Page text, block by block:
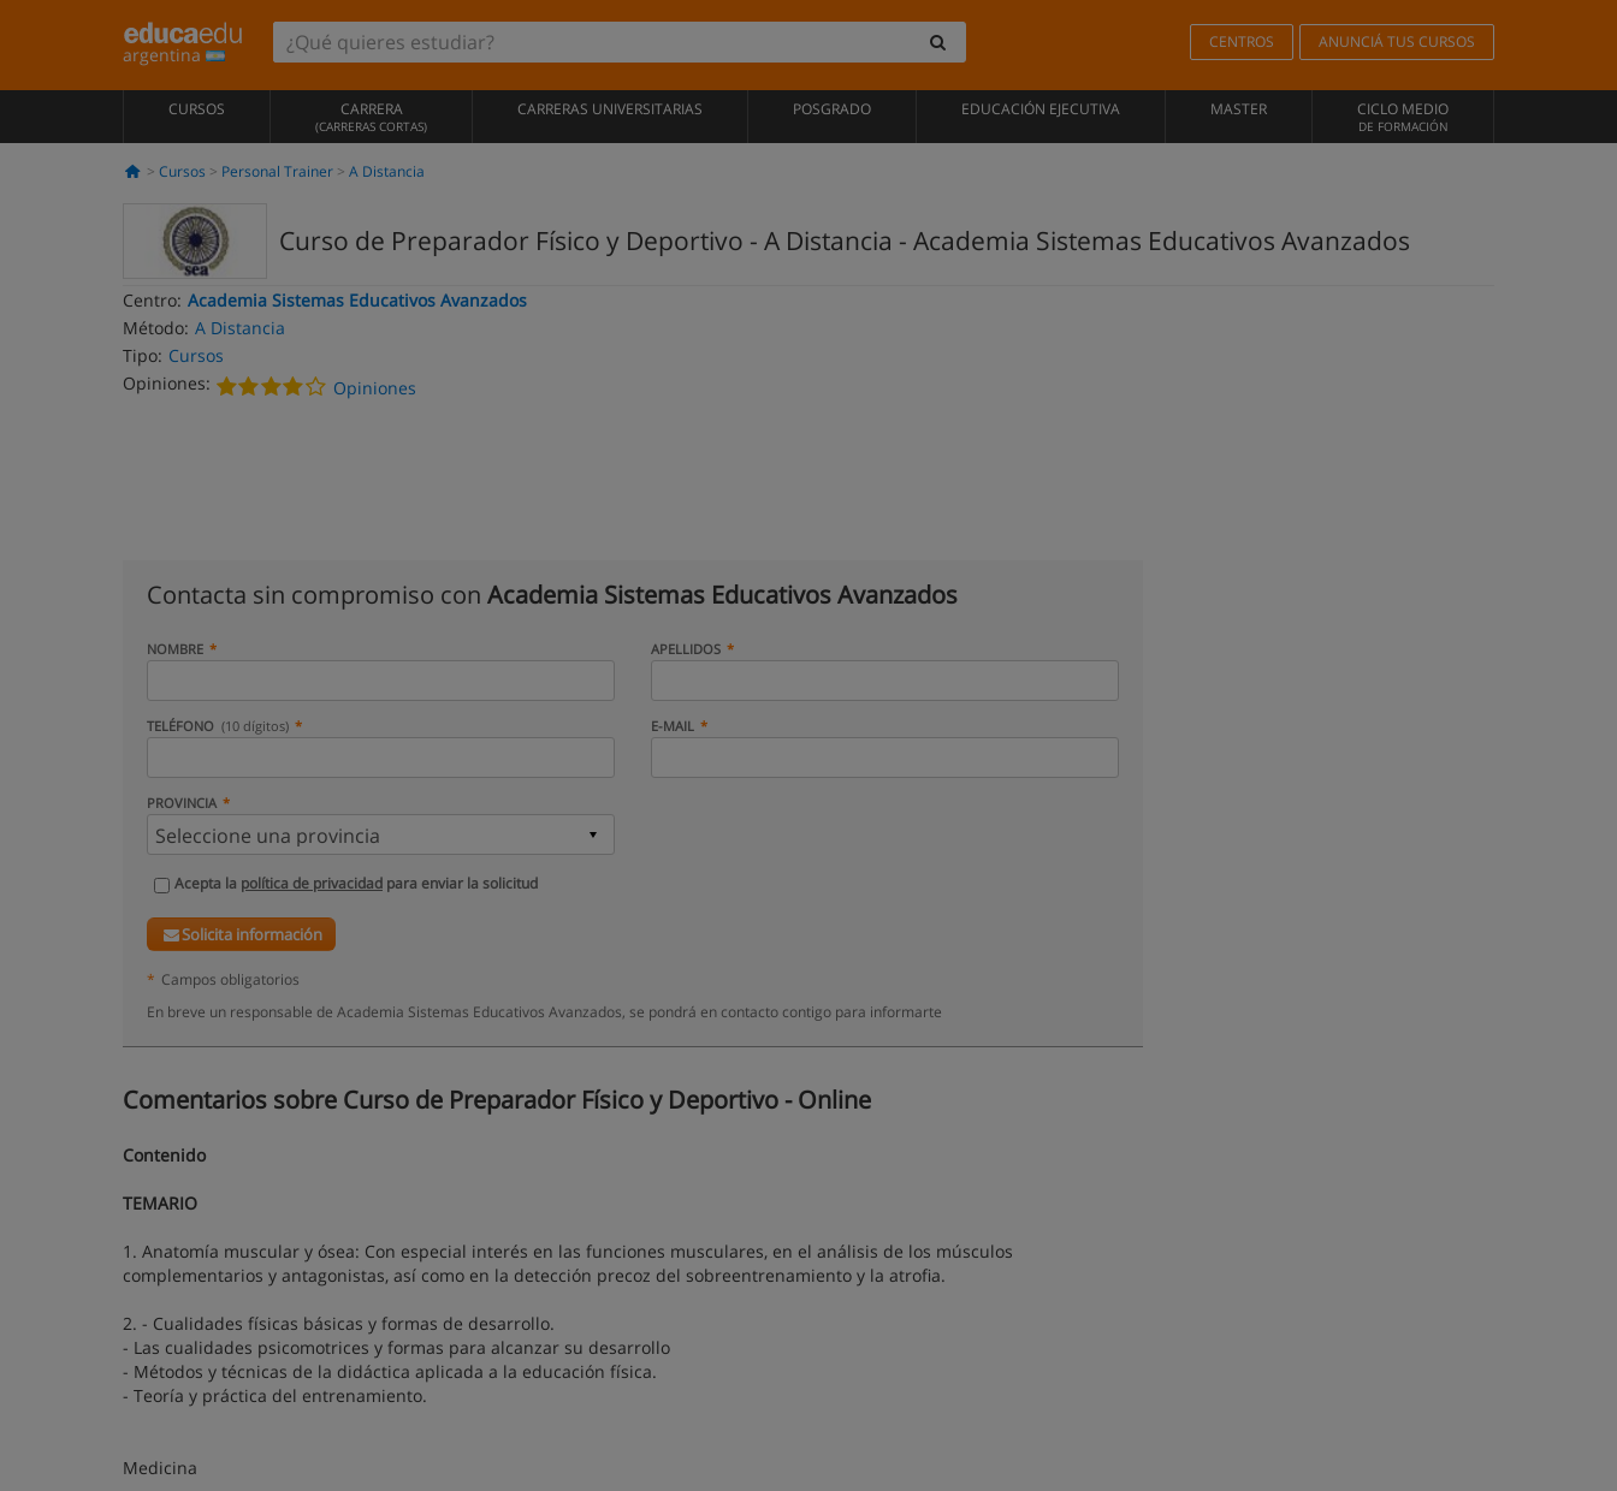
argentina
CENTROS ANUNCIÁ TUS CURSOS
CURSOS CARRERA
(CARRERAS CORTAS)
CARRERAS UNIVERSITARIAS POSGRADO EDUCACIÓN EJECUTIVA MASTER CICLO MEDIO
DE FORMACIÓN
Cursos Personal Trainer A Distancia
Curso de Preparador Físico y Deportivo - A Distancia - Academia Sistemas Educativos Avanzados
Centro: Academia Sistemas Educativos Avanzados
Método: A Distancia
Tipo: Cursos
Opiniones:
Opiniones
Contacta sin compromiso con Academia Sistemas Educativos Avanzados
NOMBRE APELLIDOS
TELÉFONO (10 dígitos) E-MAIL
PROVINCIA
Acepta la política de privacidad para enviar la solicitud
Solicita información
* Campos obligatorios
En breve un responsable de Academia Sistemas Educativos Avanzados, se pondrá en contacto contigo para informarte
Comentarios sobre Curso de Preparador Físico y Deportivo - Online
Contenido
TEMARIO
1. Anatomía muscular y ósea: Con especial interés en las funciones musculares, en el análisis de los músculos
complementarios y antagonistas, así como en la detección precoz del sobreentrenamiento y la atrofia.
2. - Cualidades físicas básicas y formas de desarrollo.
- Las cualidades psicomotrices y formas para alcanzar su desarrollo
- Métodos y técnicas de la didáctica aplicada a la educación física.
- Teoría y práctica del entrenamiento.
Medicina